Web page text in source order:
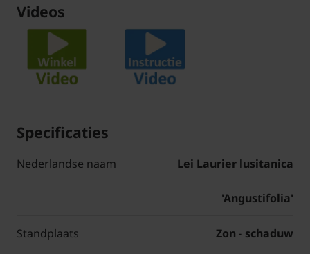
Videos
Specificaties
Nederlandse naam Lei Laurier lusitanica
'Angustifolia'
Standplaats Zon - schaduw